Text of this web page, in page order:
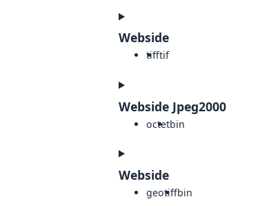
Webside
tifftif
Webside Jpeg2000
octetbin
Webside
geotiffbin